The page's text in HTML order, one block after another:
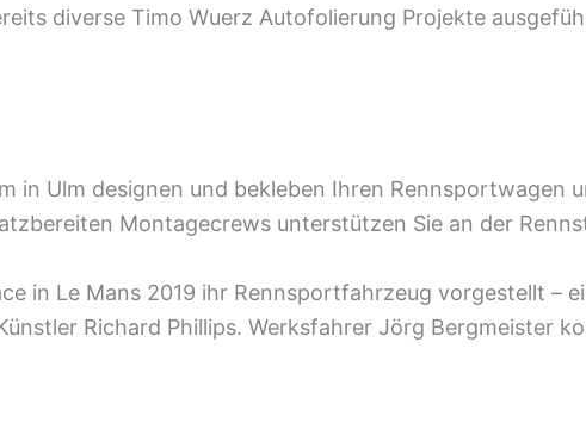
diverse Timo Wuerz Autofolierung Projekte
in Ulm designen und bekleben Ihren Rennsportwagen
Montagecrews unterstützen Sie an der
in Le Mans 2019 ihr Rennsportfahrzeug vorgestellt –
Richard Phillips. Werksfahrer Jörg Bergmeister